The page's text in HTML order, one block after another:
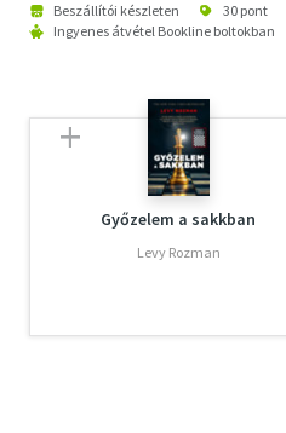
Beszállítói készleten 30 pont
Ingyenes átvétel Bookline boltokban
Győzelem a sakkban
Levy Rozman